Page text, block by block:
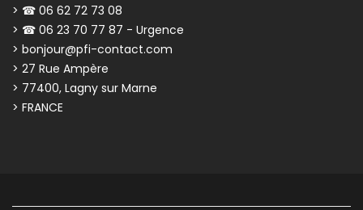
> ☎ 06 62 72 73 08
> ☎ 06 23 70 77 87 - Urgence
> bonjour@pfi-contact.com
> 27 Rue Ampère
> 77400, Lagny sur Marne
> FRANCE